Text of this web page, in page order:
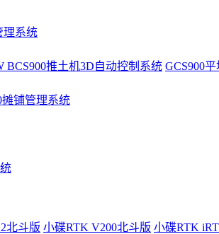
理系统
BCS900推土机3D自动控制系统 GCS900
摊铺管理系统
北斗版 小碟RTK V200北斗版 小碟RTK